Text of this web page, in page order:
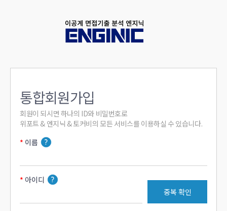
통합회원가입
회원이 되시면 하나의 ID와 비밀번호로
위포트 & 엔지닉 & 토커비의 모든 서비스를 이용하실 수 있습니다.
이름
아이디
중복 확인